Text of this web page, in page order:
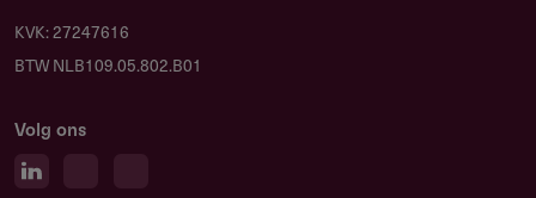
KVK: 27247616
BTW NLB109.05.802.B01
Volg ons